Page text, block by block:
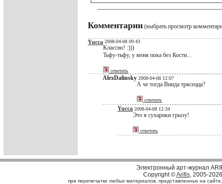
Комментарии (выбрать просмотр
Yucca 2008-04-08 09:43
Классно! :)))
Тьфу-тьфу, у меня пока без Кости...
ответить
AlexDalinsky 2008-04-08 12:07
А че тогда Винда трясецца?
ответить
Yucca 2008-04-08 12:34
Это я сухарики грызу!
ответить
Электронный арт-журнал
Copyright ©Arifis, 2005-2026
при перепечатке любых материалов, представленных на